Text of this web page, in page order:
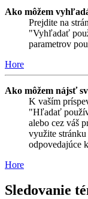
Ako môžem
Prejdite na
"Vyhľadať
parametrov
Hore
Ako môžem nájsť
K vaším
"Hľadať
alebo cez váš
využite
odpovedajúce
Hore
Sledovanie